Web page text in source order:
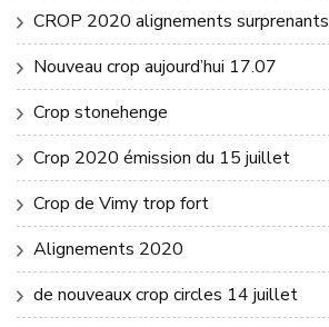
CROP 2020 alignements surprenants
Nouveau crop aujourd’hui 17.07
Crop stonehenge
Crop 2020 émission du 15 juillet
Crop de Vimy trop fort
Alignements 2020
de nouveaux crop circles 14 juillet